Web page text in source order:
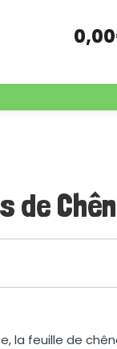
0,00
de
la feuille de